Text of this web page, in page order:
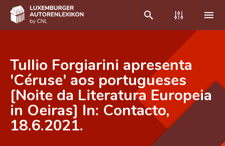
DE FR
Home
Autor(inn)en A-Z
Erweiterte Suche
Tullio Forgiarini apresenta
'Céruse' aos portugueses
[Noite da Literatura Europeia
in Oeiras] In: Contacto,
18.6.2021.